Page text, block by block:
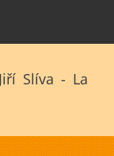
Slíva - La